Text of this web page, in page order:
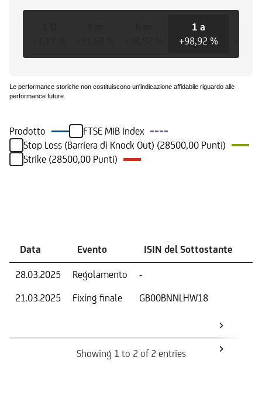
1 a
+98,92 %
Le performance storiche non costituiscono un'indicazione affidabile riguardo alle
performance future.
Prodotto
FTSE MIB Index
Stop Loss (Barriera di Knock Out) (28500,00 Punti)
Strike (28500,00 Punti)
Data Evento ISIN del Sottostante
28.03.2025 Regolamento -
21.03.2025
Fixing finale GB00BNNLHW18
Showing 1 to 2 of 2 entries